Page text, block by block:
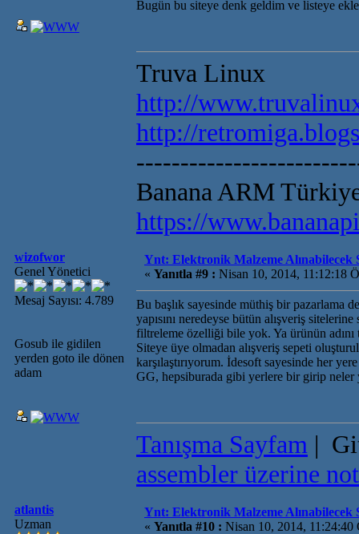
Bugün bu siteye denk geldim ve listeye
Truva Linux
http://
http://
Banana ARM
https://
wizofwor
Genel Yönetici
Mesaj Sayısı: 4.789
Gosub ile gidilen
yerden goto ile dönen
adam
Ynt: Elektronik Malzeme Alınabilecek
« Yanıtla #9 : Nisan 10, 2014, 11:12:18
Bu başlık sayesinde müthiş bir pazarlama
yapısını neredeyse bütün alışveriş
filtreleme özelliği bile yok. Ya ürünün
Siteye üye olmadan alışveriş sepeti
karşılaştırıyorum. İdesoft sayesinde her
GG, hepsiburada gibi yerlere bir girip neler
Tanışma Sayfam |
assembler üzerine
atlantis
Uzman
Ynt: Elektronik Malzeme Alınabilecek
« Yanıtla #10 : Nisan 10, 2014, 11:24:40